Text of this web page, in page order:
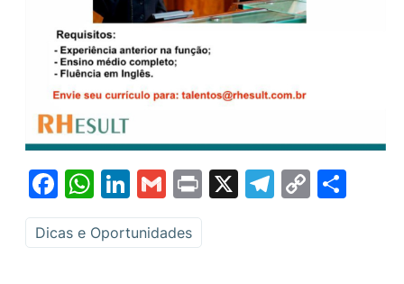
Facebook
WhatsApp
LinkedIn
GmailPrint
X Telegram
Copy
Dicas e Oportunidades